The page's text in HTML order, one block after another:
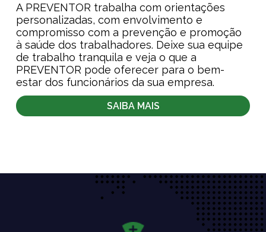
A PREVENTOR trabalha com orientações
personalizadas, com envolvimento e
compromisso com a prevenção e promoção
à saúde dos trabalhadores. Deixe sua equipe
de trabalho tranquila e veja o que a
PREVENTOR pode oferecer para o bem-
estar dos funcionários da sua empresa.
SAIBA MAIS